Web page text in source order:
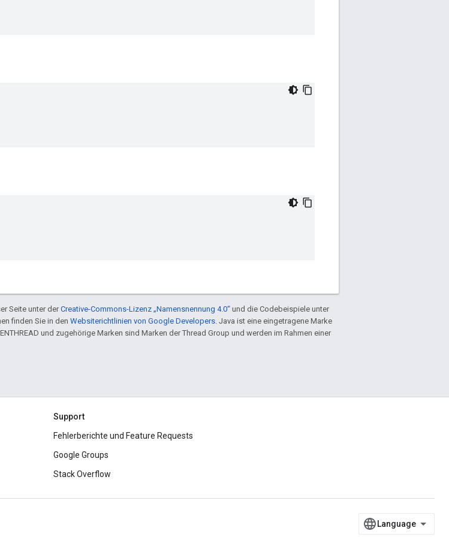
Seite unter derCreative-Commons-Lizenz „Namensnennung 4.0“ und die Codebeispiele unter
finden Sie in den Websiterichtlinien von Google Developers. Java ist eine eingetragene Marke
und zugehörige Marken sind Marken der Thread Group und werden im Rahmen einer
Support
Fehlerberichte und Feature Requests
Google Groups
Stack Overflow